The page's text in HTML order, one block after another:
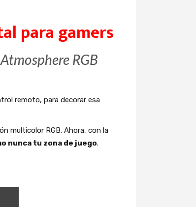
para gamers
RGB
remoto, para decorar esa
multicolor RGB. Ahora, con la
nunca tu zona de juego.